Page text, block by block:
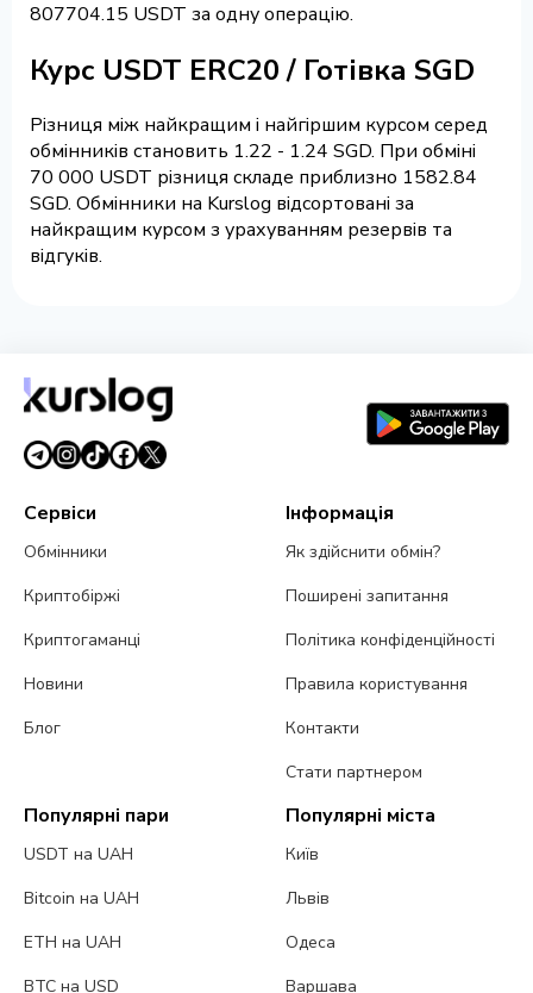
807704.15 USDT за одну операцію.
Курс USDT ERC20 / Готівка SGD
Різниця між найкращим і найгіршим курсом серед
обмінників становить 1.22 - 1.24 SGD. При обміні
70 000 USDT різниця складе приблизно 1582.84
SGD. Обмінники на Kurslog відсортовані за
найкращим курсом з урахуванням резервів та
відгуків.
Сервіси
Обмінники
Криптобіржі
Криптогаманці
Новини
Блог
Інформація
Як здійснити обмін?
Поширені запитання
Політика конфіденційності
Правила користування
Контакти
Стати партнером
Популярні пари
USDT на UAH
Bitcoin на UAH
ETH на UAH
BTC на USD
Популярні міста
Київ
Львів
Одеса
Варшава